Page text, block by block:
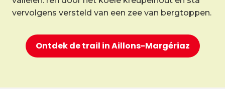
vervolgens versteld van een zee van bergtoppen.
Ontdek de trail in Aillons-Margériaz